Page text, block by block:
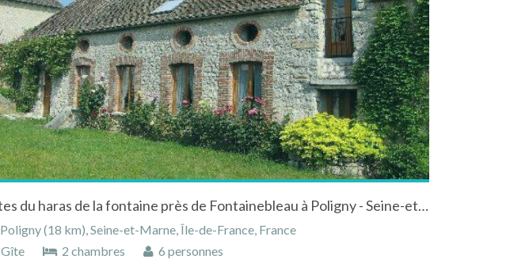
Gites du haras de la fontaine près de Fontainebleau à Poligny - Seine-et-Marne - Ile-de-France
Poligny (18 km), Seine-et-Marne, Île-de-France, France
Gîte
2 chambres 6 personnes